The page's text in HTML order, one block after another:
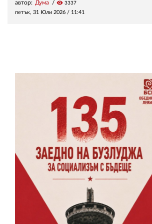
автор: Дума visibility 3337
петък, 31 Юли 2026 / 11:41